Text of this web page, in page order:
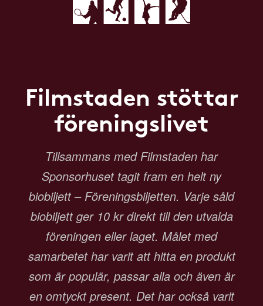
Filmstaden stöttar
föreningslivet
Tillsammans med Filmstaden har
Sponsorhuset tagit fram en helt ny
biobiljett – Föreningsbiljetten. Varje såld
biobiljett ger 10 kr direkt till den utvalda
föreningen eller laget. Målet med
samarbetet har varit att hitta en produkt
som är populär, passar alla och även är
en omtyckt present. Det har också varit